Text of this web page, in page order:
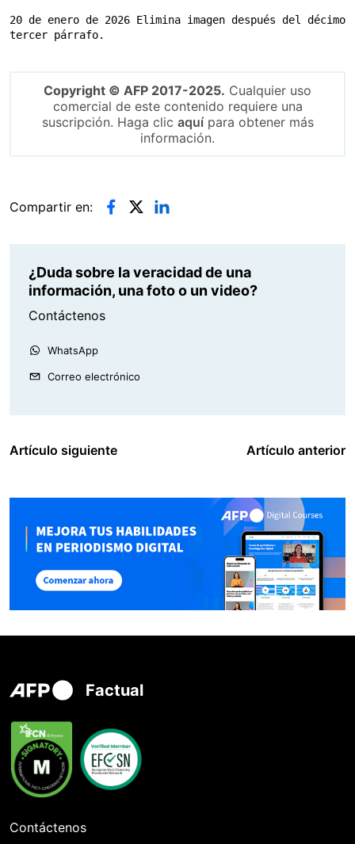
20 de enero de 2026 Elimina imagen después del décimo
tercer párrafo.
Copyright © AFP 2017-2025. Cualquier uso
comercial de este contenido requiere una
suscripción. Haga clic aquípara obtener más
información.
Compartir en:
¿Duda sobre la veracidad de una
información, una foto o un video?
Contáctenos
WhatsApp
Correo electrónico
Artículo siguiente Artículo anterior
Factual
Contáctenos